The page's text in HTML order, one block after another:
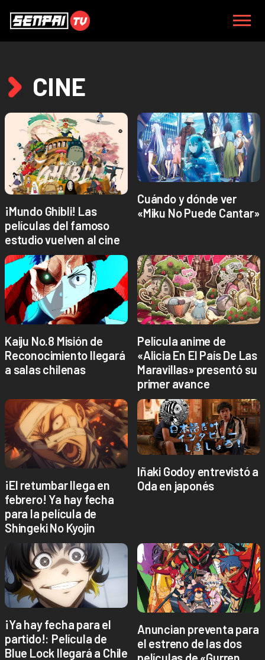
CINE
¡Mundo Ghibli! Las
películas del famoso
estudio vuelven al cine
Cuándo y dónde ver
«Miku No Puede Cantar»
Kaiju No.8 Misión de
Reconocimiento llegará
a salas chilenas
Película anime de
«Alicia En El País De Las
Maravillas» presentó su
primer avance
¡El retumbar llega en
febrero! Ya hay fecha
para la película de
Shingeki No Kyojin
Iñaki Godoy entrevistó a
Oda en japonés
¡Ya hay fecha para el
partido!: Película de
Blue Lock llegará a Chile
Anuncian preventa para
el estreno de las dos